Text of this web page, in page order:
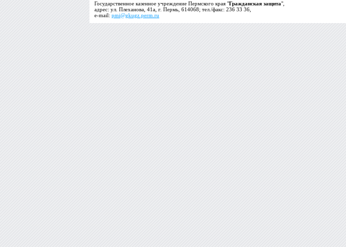
Государственное казенное учреждение Пермского края "Гражданская защита",
адрес: ул. Плеханова, 41а, г. Пермь, 614068; тел./факс: 236 33 36,
e-mail: pmi@gkugz.perm.ru